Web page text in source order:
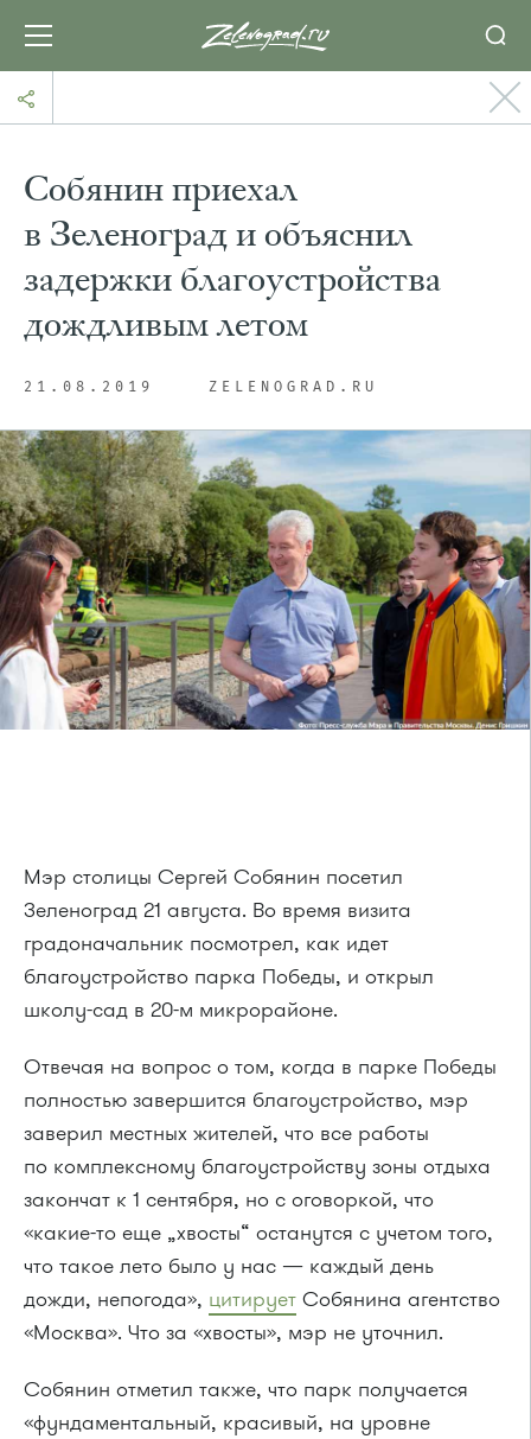
Собянин приехал
в Зеленоград и объяснил
задержки благоустройства
дождливым летом
21.08.2019 ZELENOGRAD.RU
Мэр столицы Сергей Собянин посетил
Зеленоград 21 августа. Во время визита
градоначальник посмотрел, как идет
благоустройство парка Победы, и открыл
школу-сад в 20-м микрорайоне.
Отвечая на вопрос о том, когда в парке Победы
полностью завершится благоустройство, мэр
заверил местных жителей, что все работы
по комплексному благоустройству зоны отдыха
закончат к 1 сентября, но с оговоркой, что
«какие-то еще „хвосты“ останутся с учетом того,
что такое лето было у нас — каждый день
дожди, непогода», цитирует Собянина агентство
«Москва». Что за «хвосты», мэр не уточнил.
Собянин отметил также, что парк получается
«фундаментальный, красивый, на уровне